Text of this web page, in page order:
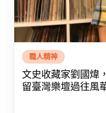
職人精神
文史收藏家劉國煒
留臺灣樂壇過往風